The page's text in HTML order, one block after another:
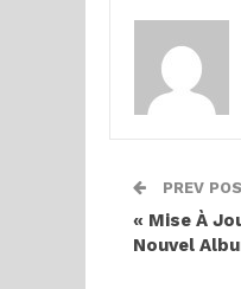
PREV
« Mise À
Nouvel